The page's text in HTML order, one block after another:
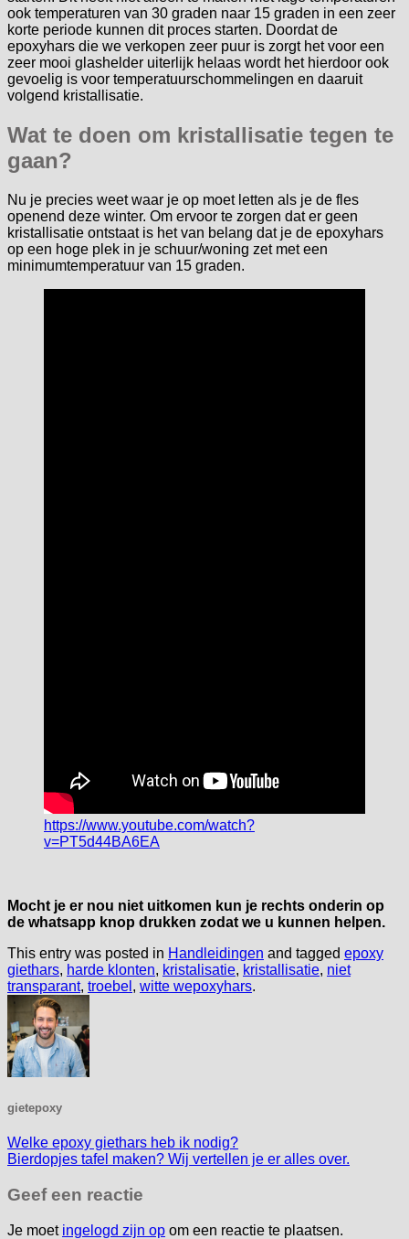
ook temperaturen van 30 graden naar 15 graden in een zeer
korte periode kunnen dit proces starten. Doordat de
epoxyhars die we verkopen zeer puur is zorgt het voor een
zeer mooi glashelder uiterlijk helaas wordt het hierdoor ook
gevoelig is voor temperatuurschommelingen en daaruit
volgend kristallisatie.
Wat te doen om kristallisatie tegen te
gaan?
Nu je precies weet waar je op moet letten als je de fles
openend deze winter. Om ervoor te zorgen dat er geen
kristallisatie ontstaat is het van belang dat je de epoxyhars
op een hoge plek in je schuur/woning zet met een
minimumtemperatuur van 15 graden.
https://www.youtube.com/watch?
v=PT5d44BA6EA
Mocht je er nou niet uitkomen kun je rechts onderin op
de whatsapp knop drukken zodat we u kunnen helpen.
This entry was posted in Handleidingen and tagged epoxy
giethars, harde klonten, kristalisatie, kristallisatie, niet
transparant, troebel , witte wepoxyhars.
gietepoxy
Welke epoxy giethars heb ik nodig?
Bierdopjes tafel maken? Wij vertellen je er alles over.
Geef een reactie
Je moet ingelogd zijn op om een reactie te plaatsen.